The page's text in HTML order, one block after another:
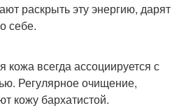
раскрыть эту энергию, дарят
себе.
всегда ассоциируется с
Регулярное очищение,
кожу бархатистой.